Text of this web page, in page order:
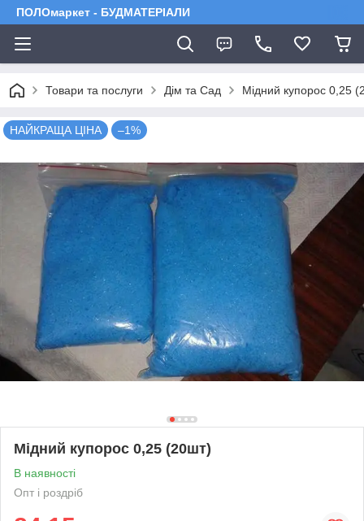
ПОЛОмаркет - БУДМАТЕРІАЛИ
Товари та послуги Дім та Сад Мідний купорос 0,25
НАЙКРАЩА ЦІНА –1%
Мідний купорос 0,25 (20шт)
В наявності
Опт і роздріб